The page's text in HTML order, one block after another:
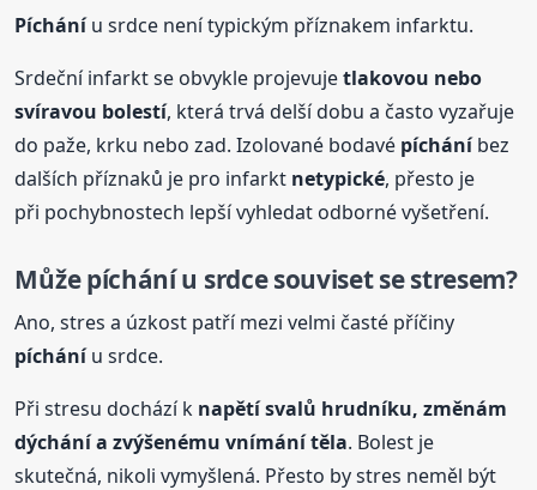
Pícháníu srdce není typickým příznakem infarktu.
Srdeční infarkt se obvykle projevujetlakovou nebo
svíravou bolestí, která trvá delší dobu a často vyzařuje
do paže, krku nebo zad. Izolované bodavé pícháníbez
dalších příznaků je pro infarkt netypické, přesto je
při pochybnostech lepší vyhledat odborné vyšetření.
Můžepícháníu srdce souviset se stresem?
Ano, stres a úzkost patří mezi velmi časté příčiny
pícháníu srdce.
Při stresu dochází k napětí svalů hrudníku, změnám
dýchání a zvýšenému vnímání těla. Bolest je
skutečná, nikoli vymyšlená. Přesto by stres neměl být